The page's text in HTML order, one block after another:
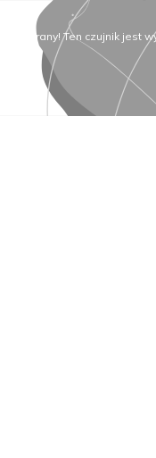
O rany! Ten czujnik jest